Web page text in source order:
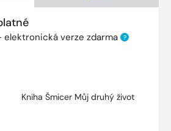
elektronická verze zdarma ?
Kniha Šmicer Můj druhý život